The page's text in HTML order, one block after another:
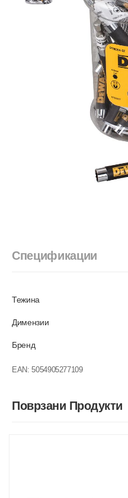
Спецификации
Тежина
Димензии
Бренд
EAN:5054905277109
Поврзани Продукти